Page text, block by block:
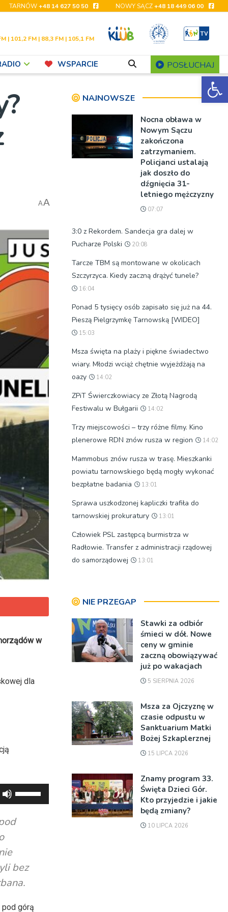
TARNÓW+48 14 627 50 50 NOWY SĄCZ+48 18 449 06 00
| 101,2 FM | 88,3 FM | 105,1 FM
WSPARCIE POSŁUCHAJ
AA
w
dla
strzałek
do
dołu
aby
lub
bez
górą
NAJNOWSZE
Nocna obława w
Nowym Sączu
zakończona
zatrzymaniem.
Policjanci ustalają
jak doszło do
dźgnięcia 31-
letniego mężczyzny
07:07
3:0 z Rekordem. Sandecja gra dalej w
Pucharze Polski
20:08
Tarcze TBM są montowane w okolicach
Szczyrzyca. Kiedy zaczną drążyć tunele?
16:04
Ponad 5 tysięcy osób zapisało się już na 44.
Pieszą Pielgrzymkę Tarnowską [WIDEO]
15:03
Msza święta na plaży i piękne świadectwo
wiary. Młodzi wciąż chętnie wyjeżdżają na
oazy
14:02
ZPiT Świerczkowiacy ze Złotą Nagrodą
Festiwalu w Bułgarii
14:02
Trzy miejscowości – trzy różne filmy. Kino
plenerowe RDN znów rusza w region
14:02
Mammobus znów rusza w trasę. Mieszkanki
powiatu tarnowskiego będą mogły wykonać
bezpłatne badania
13:01
Sprawa uszkodzonej kapliczki trafiła do
tarnowskiej prokuratury
13:01
Człowiek PSL zastępcą burmistrza w
Radłowie. Transfer z administracji rządowej
do samorządowej
13:01
NIE PRZEGAP
Stawki za odbiór
śmieci w dół. Nowe
ceny w gminie
zaczną obowiązywać
już po wakacjach
5 SIERPNIA 2026
Msza za Ojczyznę w
czasie odpustu w
Sanktuarium Matki
Bożej Szkaplerznej
15 LIPCA 2026
Znamy program 33.
Święta Dzieci Gór.
Kto przyjedzie i jakie
będą zmiany?
10 LIPCA 2026